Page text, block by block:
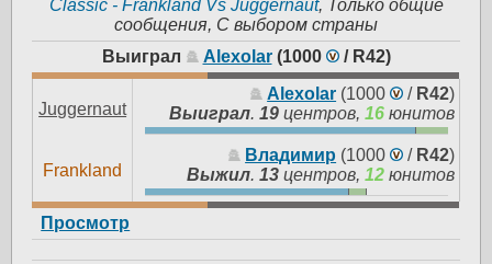
Classic - Frankland Vs Juggernaut, Только общие
сообщения, С выбором страны
Выиграл
Alexolar (1000 / R42)
Juggernaut
Alexolar (1000 / R42)
Выиграл.19 центров,16 юнитов
Frankland
Владимир (1000 / R42)
Выжил.13 центров,12 юнитов
Просмотр